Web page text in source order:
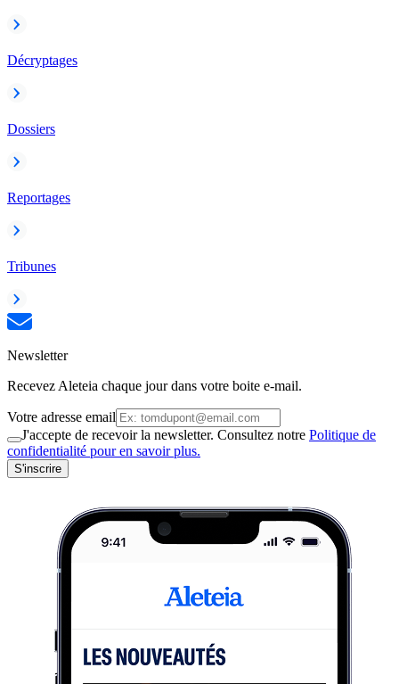
Décryptages
Dossiers
Reportages
Tribunes
Newsletter
Recevez Aleteia chaque jour dans votre boite e-mail.
Votre adresse email
J'accepte de recevoir la newsletter. Consultez notre Politique de
confidentialité pour en savoir plus.
S'inscrire